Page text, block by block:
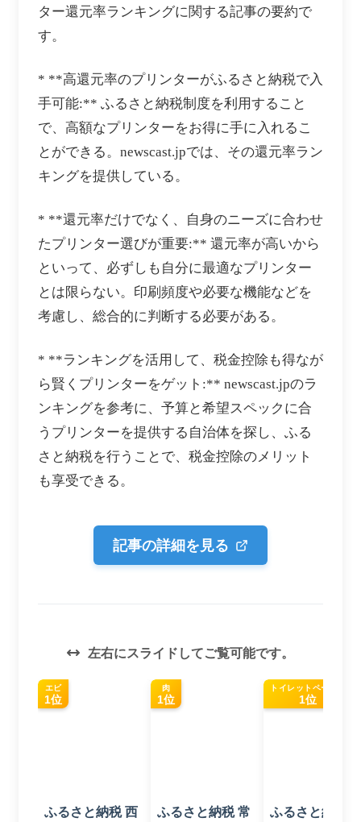
ター還元率ランキングに関する記事の要約で
す。
* **高還元率のプリンターがふるさと納税で入
手可能:** ふるさと納税制度を利用すること
で、高額なプリンターをお得に手に入れるこ
とができる。newscast.jpでは、その還元率ラン
キングを提供している。
* **還元率だけでなく、自身のニーズに合わせ
たプリンター選びが重要:** 還元率が高いから
といって、必ずしも自分に最適なプリンター
とは限らない。印刷頻度や必要な機能などを
考慮し、総合的に判断する必要がある。
* **ランキングを活用して、税金控除も得なが
ら賢くプリンターをゲット:** newscast.jpのラ
ンキングを参考に、予算と希望スペックに合
うプリンターを提供する自治体を探し、ふる
さと納税を行うことで、税金控除のメリット
も享受できる。
記事の詳細を見る
左右にスライドしてご覧可能です。
エビ
1位
ふるさと納税 西
肉
1位
ふるさと納税 常
トイレットペーパー
1位
ふるさと納税